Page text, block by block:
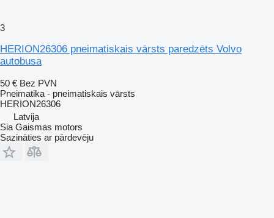
3
HERION26306 pneimatiskais vārsts paredzēts Volvo
autobusa
50 € Bez PVN
Pneimatika - pneimatiskais vārsts
HERION26306
Latvija
Sia Gaismas motors
Sazināties ar pārdevēju